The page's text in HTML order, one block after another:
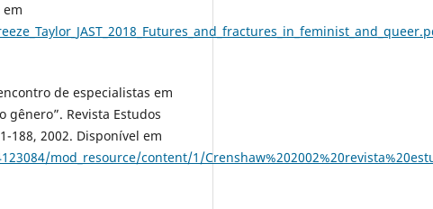
em
de especialistas em
gênero”. Revista Estudos
188, 2002. Disponível em
mod_resource/content/1/